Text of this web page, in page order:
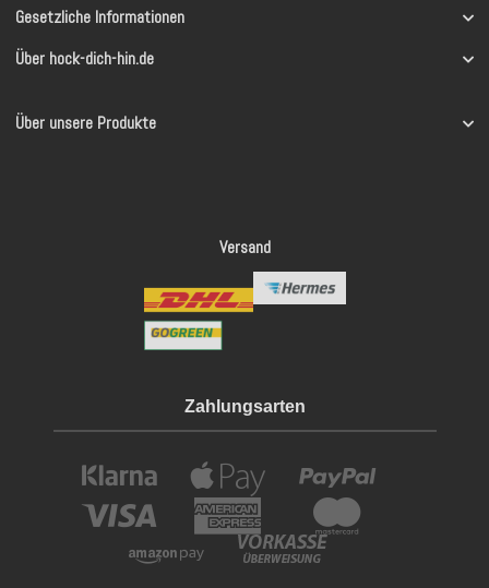
Gesetzliche Informationen
Über hock-dich-hin.de
Über unsere Produkte
Versand
Zahlungsarten